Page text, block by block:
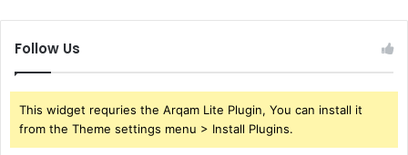
Follow Us
This widget requries the Arqam Lite Plugin, You can install it
from the Theme settings menu > Install Plugins.